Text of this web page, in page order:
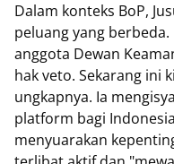
Dalam konteks BoP,
peluang yang
anggota Dewan
hak veto. Sekarang ini
ungkapnya. Ia
platform bagi
menyuarakan